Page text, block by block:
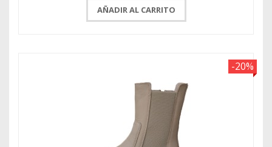
AÑADIR AL CARRITO
-20%